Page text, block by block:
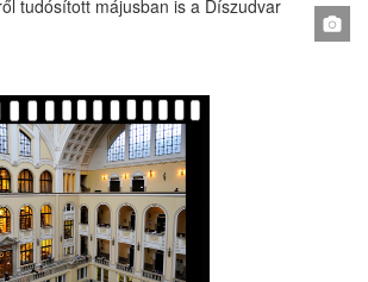
tudósított májusban is a Díszudvar